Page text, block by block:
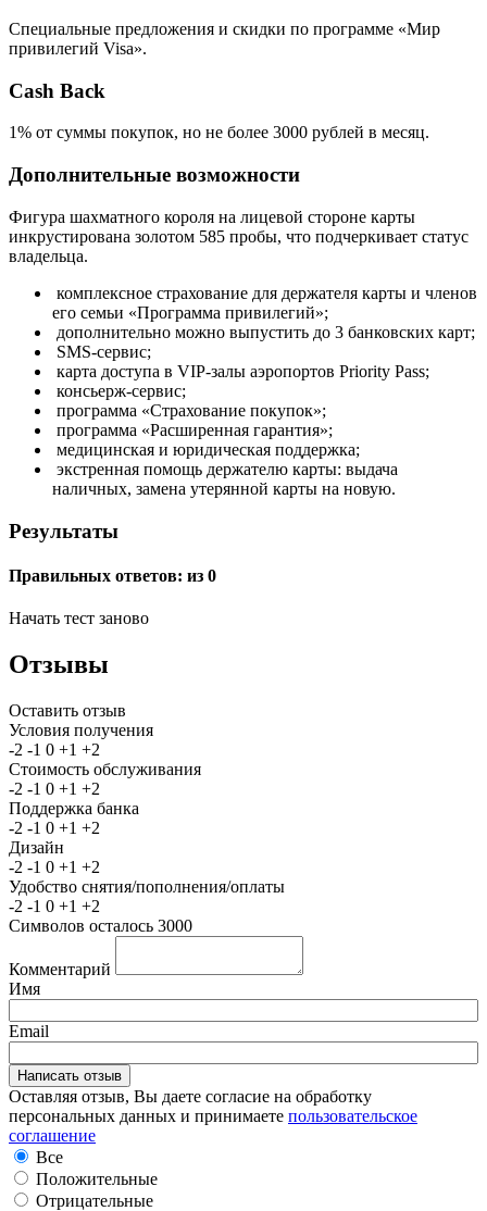
Специальные предложения и скидки по программе «Мир
привилегий Visa».
Cash Back
1% от суммы покупок, но не более 3000 рублей в месяц.
Дополнительные возможности
Фигура шахматного короля на лицевой стороне карты
инкрустирована золотом 585 пробы, что подчеркивает статус
владельца.
комплексное страхование для держателя карты и членов
его семьи «Программа привилегий»;
дополнительно можно выпустить до 3 банковских карт;
SMS-сервис;
карта доступа в VIP-залы аэропортов Priority Pass;
консьерж-сервис;
программа «Страхование покупок»;
программа «Расширенная гарантия»;
медицинская и юридическая поддержка;
экстренная помощь держателю карты: выдача
наличных, замена утерянной карты на новую.
Результаты
Правильных ответов: из 0
Начать тест заново
Отзывы
Оставить отзыв
Условия получения
-2 -1 0 +1 +2
Стоимость обслуживания
-2 -1 0 +1 +2
Поддержка банка
-2 -1 0 +1 +2
Дизайн
-2 -1 0 +1 +2
Удобство снятия/пополнения/оплаты
-2 -1 0 +1 +2
Символов осталось 3000
Комментарий
Имя
Email
Оставляя отзыв, Вы даете согласие на обработку
персональных данных и принимаете пользовательское
соглашение
Все
Положительные
Отрицательные